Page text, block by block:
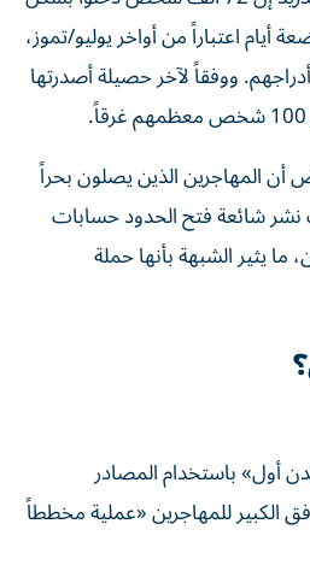
أيام اعتباراً من أواخر يوليو/تموز،
ووفقاً لآخر حصيلة أصدرتها
أن المهاجرين الذين يصلون بحراً
نشر شائعة فتح الحدود حسابات
يثير الشبهة بأنها حملة
أول» باستخدام المصادر
الكبير للمهاجرين «عملية مخططاً